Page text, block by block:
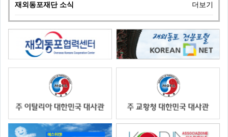
재외동포재단 소식 더보기